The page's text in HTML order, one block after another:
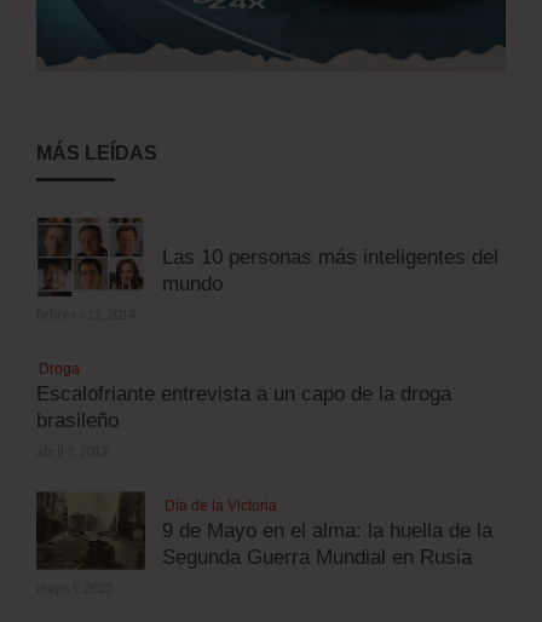
MÁS LEÍDAS
Las 10 personas más inteligentes del
mundo
Droga
Escalofriante entrevista a un capo de la droga
brasileño
Día de la Victoria
9 de Mayo en el alma: la huella de la
Segunda Guerra Mundial en Rusia